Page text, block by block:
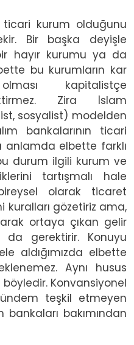
ticari kurum olduğunu
Bir başka deyişle
hayır kurumu ya da
bu kurumların kar
kapitalistçe
Zira İslam
sosyalist) modelden
bankalarının ticari
anlamda elbette farklı
durum ilgili kurum ve
tartışmalı hale
olarak ticaret
kuralları gözetiriz ama,
ortaya çıkan gelir
gerektirir. Konuyu
aldığımızda elbette
Aynı husus
Konvansiyonel
teşkil etmeyen
bakımından